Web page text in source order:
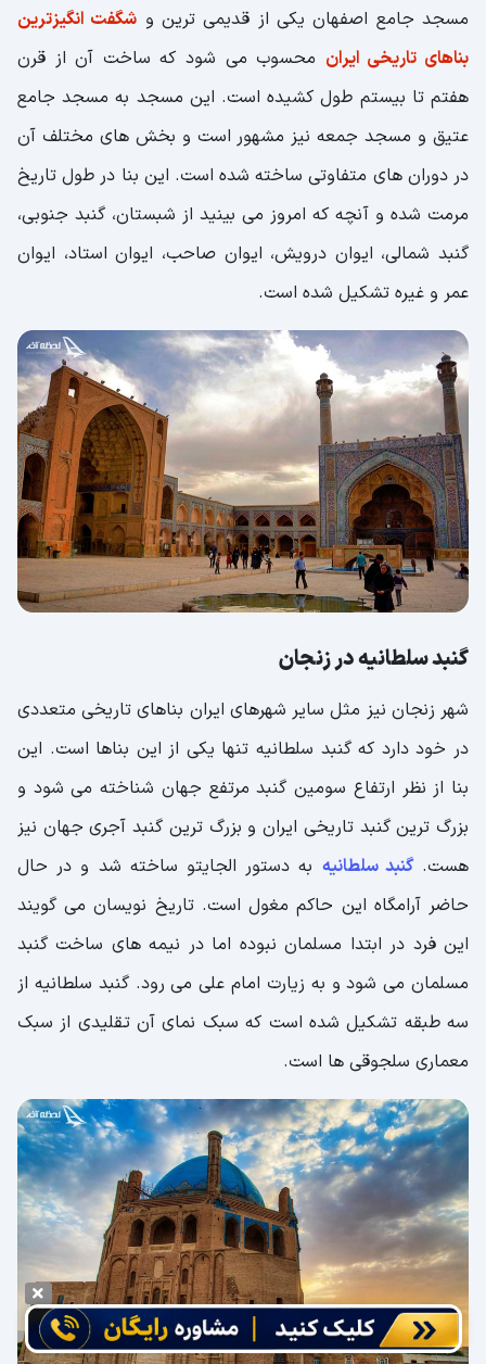
مسجد جامع اصفهان یکی از قدیمی ترین و شگفت انگیزترین
بناهای تاریخی ایران محسوب می شود که ساخت آن از قرن
هفتم تا بیستم طول کشیده است. این مسجد به مسجد جامع
عتیق و مسجد جمعه نیز مشهور است و بخش های مختلف آن
در دوران های متفاوتی ساخته شده است. این بنا در طول تاریخ
مرمت شده و آنچه که امروز می بینید از شبستان، گنبد جنوبی،
گنبد شمالی، ایوان درویش، ایوان صاحب، ایوان استاد، ایوان
عمر و غیره تشکیل شده است.
گنبد سلطانیه در زنجان
شهر زنجان نیز مثل سایر شهرهای ایران بناهای تاریخی متعددی
در خود دارد که گنبد سلطانیه تنها یکی از این بناها است. این
بنا از نظر ارتفاع سومین گنبد مرتفع جهان شناخته می شود و
بزرگ ترین گنبد تاریخی ایران و بزرگ ترین گنبد آجری جهان نیز
هست.گنبد سلطانیه به دستور الجایتو ساخته شد و در حال
حاضر آرامگاه این حاکم مغول است. تاریخ نویسان می گویند
این فرد در ابتدا مسلمان نبوده اما در نیمه های ساخت گنبد
مسلمان می شود و به زیارت امام علی می رود. گنبد سلطانیه از
سه طبقه تشکیل شده است که سبک نمای آن تقلیدی از سبک
معماری سلجوقی ها است.